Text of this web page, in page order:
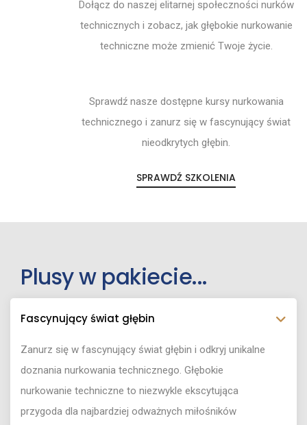
Dołącz do naszej elitarnej społeczności nurków
technicznych i zobacz, jak głębokie nurkowanie
techniczne może zmienić Twoje życie.
Sprawdź nasze dostępne kursy nurkowania
technicznego i zanurz się w fascynujący świat
nieodkrytych głębin.
SPRAWDŹ SZKOLENIA
Plusy w pakiecie...
Fascynujący świat głębin
Zanurz się w fascynujący świat głębin i odkryj unikalne
doznania nurkowania technicznego. Głębokie
nurkowanie techniczne to niezwykle ekscytująca
przygoda dla najbardziej odważnych miłośników